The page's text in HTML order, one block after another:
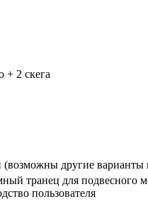
+ 2 скега
другие варианты
транец для подвесного
пользователя